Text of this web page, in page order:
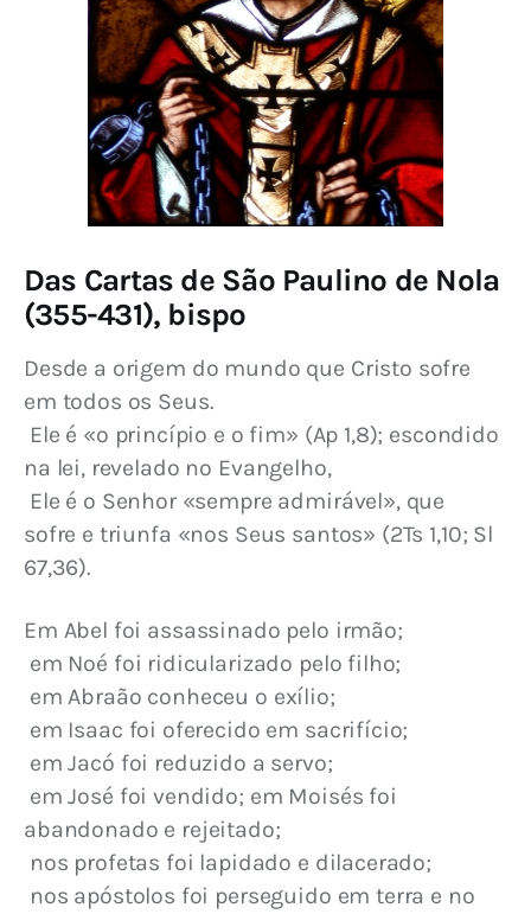
Das Cartas de São Paulino de Nola
(355-431), bispo
Desde a origem do mundo que Cristo sofre
em todos os Seus.
na lei, revelado no Evangelho,
sofre e triunfa «nos Seus santos» (2Ts 1,10; Sl
67,36).
Em Abel foi assassinado pelo irmão;
em Noé foi ridicularizado pelo filho;
em Abraão conheceu o exílio;
em Isaac foi oferecido em sacrifício;
em Jacó foi reduzido a servo;
abandonado e rejeitado;
nos profetas foi lapidado e dilacerado;